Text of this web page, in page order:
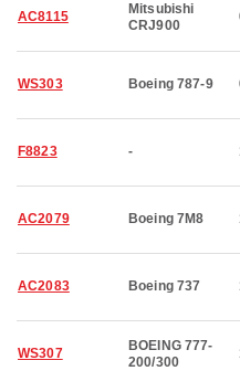
AC8115
Mitsubishi
CRJ900
WS303 Boeing 787-9
F8823 -
AC2079 Boeing 7M8
AC2083 Boeing 737
WS307
BOEING 777-
200/300